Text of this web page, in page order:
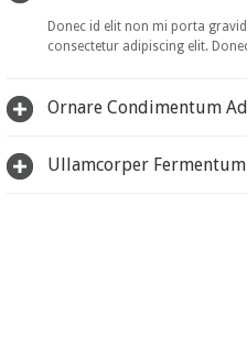
Donec id elit non mi porta
consectetur adipiscing elit.
Ornare Condimentum
Ullamcorper